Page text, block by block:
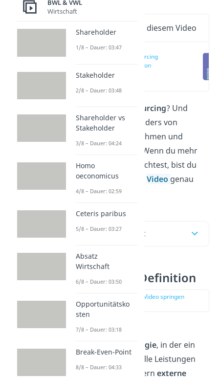
Wichtige Inhalte in diesem Video
Outsourcing
Definition
Outsourcing? Und
warum wird es besonders von
wachsenden Unternehmen und
Konzernen genutzt? Wenn du mehr
darüber erfahren möchtest, bist du
hier und bei unseremVideo genau
richtig!
Inhaltsübersicht
Outsourcing Definition
zur Stelle im Video springen
(00:13)
Outsourcing ist eine
Unternehmensstrategie, in der ein
Unternehmen nicht alle Leistungen
selbst erbringt, sondernexterne
BWL & VWL
Wirtschaft
Shareholder
1/8 – Dauer: 03:47
Stakeholder
2/8 – Dauer: 03:48
Shareholder vs
Stakeholder
3/8 – Dauer: 04:24
Homo
oeconomicus
4/8 – Dauer: 02:59
Ceteris paribus
5/8 – Dauer: 03:27
Absatz
Wirtschaft
6/8 – Dauer: 03:50
Opportunitätsko
sten
7/8 – Dauer: 03:18
Break-Even-Point
8/8 – Dauer: 04:33